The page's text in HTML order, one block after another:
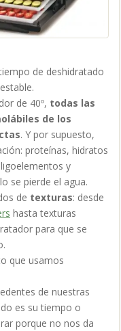
de deshidratado
de 40º, todas las
de los
. Y por supuesto,
proteínas, hidratos
y
se pierde el agua.
de texturas: desde
hasta texturas
para que se
que usamos
de nuestras
es su tiempo o
porque no nos da